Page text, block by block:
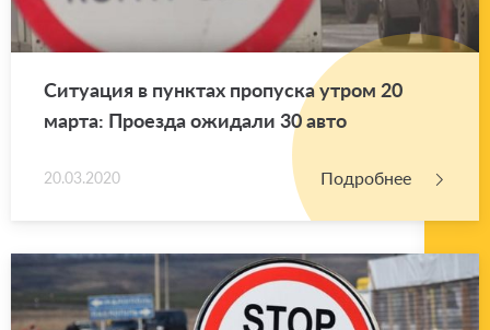
Си­ту­а­ция в пунк­тах про­пус­ка утром 20
марта: Про­ез­да ожи­да­ли 30 авто
20.03.2020 Подробнее